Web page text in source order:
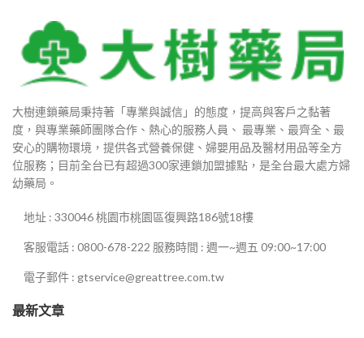
大樹連鎖藥局秉持著「專業與誠信」的態度，提高與客戶之黏著
度，與專業藥師團隊合作、熱心的服務人員、 最專業、最齊全、最
安心的購物環境，提供各式營養保健、婦嬰用品及醫材用品等全方
位服務；目前全台已有超過300家連鎖加盟據點，是全台最大處方婦
幼藥局。
地址 : 330046 桃園市桃園區復興路186號18樓
客服電話 : 0800-678-222 服務時間 : 週一~週五 09:00~17:00
電子郵件 : gtservice@greattree.com.tw
最新文章